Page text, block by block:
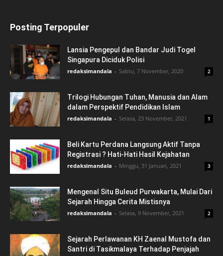
Posting Terpopuler
Lansia Pengepul dan Bandar Judi Togel
Singapura Diciduk Polisi
redaksimandala - Sabtu, 7 November, 2020 2
Trilogi Hubungan Tuhan, Manusia dan Alam
dalam Perspektif Pendidikan Islam
redaksimandala - Selasa, 23 November, 2021 1
Beli Kartu Perdana Langsung Aktif Tanpa
Registrasi ? Hati-Hati Hasil Kejahatan
redaksimandala - Minggu, 31 Januari, 2021 3
Mengenal Situ Buleud Purwakarta, Mulai Dari
Sejarah Hingga Cerita Mistisnya
redaksimandala - Selasa, 9 November, 2021 2
Sejarah Perlawanan KH Zaenal Mustofa dan
Santri di Tasikmalaya Terhadap Penjajah